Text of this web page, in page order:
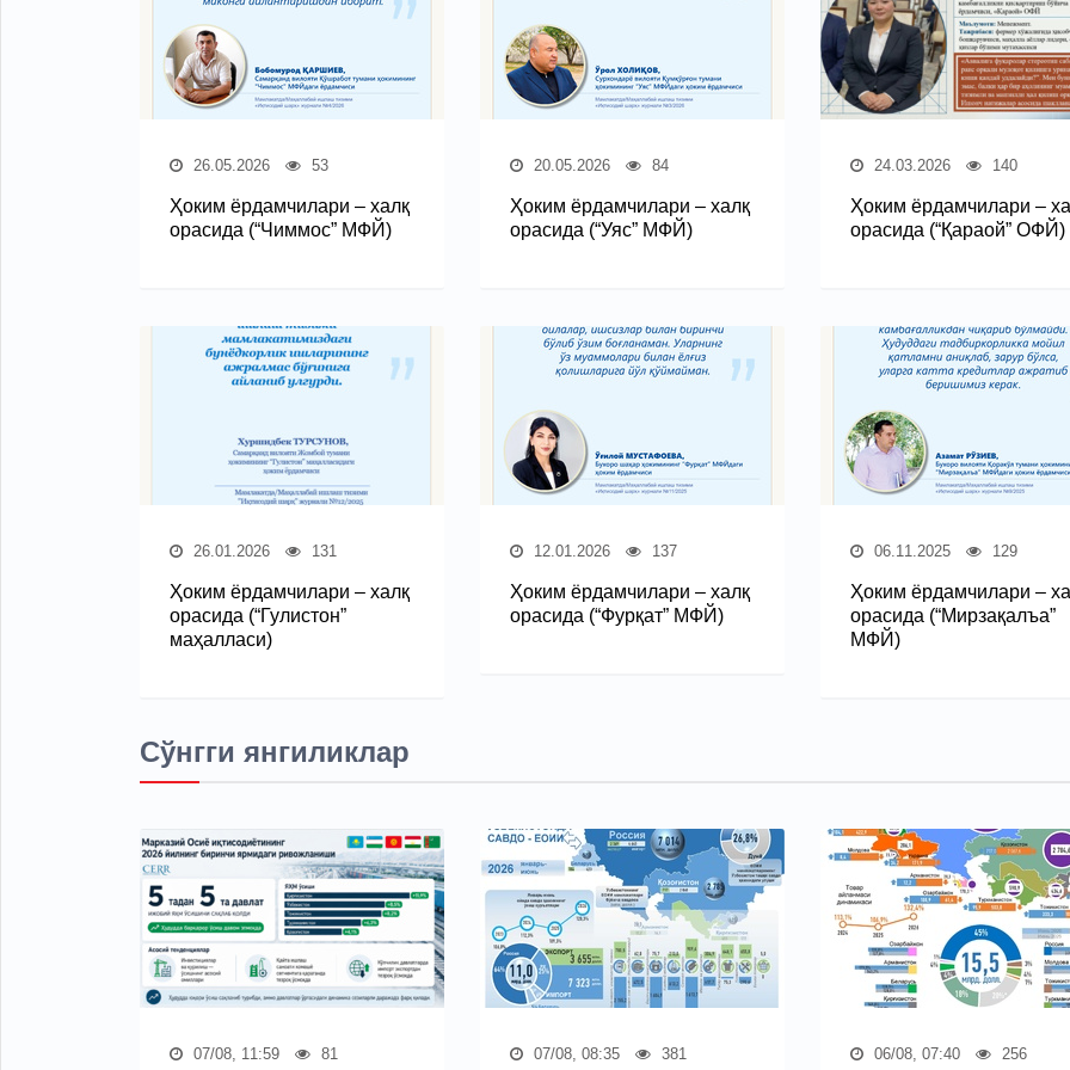
26.05.2026 53
Ҳоким ёрдамчилари – халқ
орасида (“Чиммос” МФЙ)
20.05.2026 84
Ҳоким ёрдамчилари – халқ
орасида (“Уяс” МФЙ)
24.03.2026 140
Ҳоким ёрдамчилари –
орасида (“Қараой” ОФЙ)
26.01.2026 131
Ҳоким ёрдамчилари – халқ
орасида (“Гулистон”
маҳалласи)
12.01.2026 137
Ҳоким ёрдамчилари – халқ
орасида (“Фурқат” МФЙ)
06.11.2025 129
Ҳоким ёрдамчилари –
орасида (“Мирзақалъа”
МФЙ)
Сўнгги янгиликлар
07/08, 11:59 81 07/08, 08:35 381 06/08, 07:40 256